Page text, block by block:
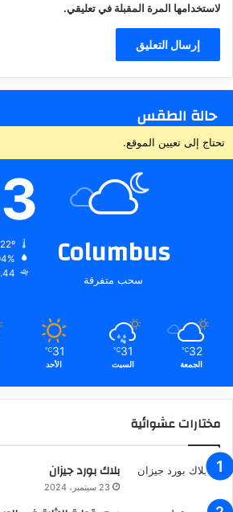
لاستخدامها المرة المقبلة في تعليقي.
حالة الطقس
تحتاج إلى تعيين الموقع.
Columbus
سحب متفرقة
0.44
32
℃
الجمعة
31
℃
السبت
31
℃
الأحد
مختارات عشوائية
بلاك بورد جيزان
23 سبتمبر، 2024